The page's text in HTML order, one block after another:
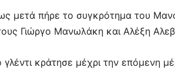
μετά πήρε το συγκρότημα του
Γιώργο Μανωλάκη και Αλέξη
κράτησε μέχρι την επόμενη